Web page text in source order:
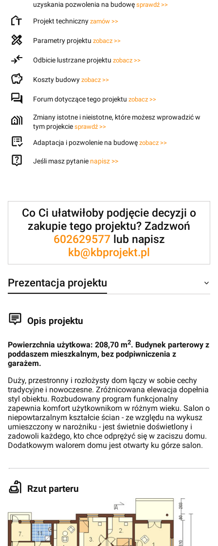
uzyskania pozwolenia na budowę sprawdź >>
Projekt techniczny zamów >>
Parametry projektu zobacz >>
Odbicie lustrzane projektu zobacz >>
Koszty budowy zobacz >>
Forum dotyczące tego projektu zobacz >>
Zmiany istotne i nieistotne, które możesz wprowadzić w
tym projekcie sprawdź >>
Adaptacja i pozwolenie na budowę zobacz >>
Jeśli masz pytanie napisz >>
Co Ci ułatwiłoby podjęcie decyzji o
zakupie tego projektu? Zadzwoń
602629577lub napisz
kb@kbprojekt.pl
Prezentacja projektu
Opis projektu
Powierzchnia użytkowa: 208,70 m2. Budynek parterowy z
poddaszem mieszkalnym, bez podpiwniczenia z
garażem.
Duży, przestronny i rozłożysty dom łączy w sobie cechy
tradycyjne i nowoczesne. Zróżnicowana elewacja dopełnia
styl obiektu. Rozbudowany program funkcjonalny
zapewnia komfort użytkownikom w różnym wieku. Salon o
niepowtarzalnym kształcie ścian - ze względu na wykusz
umieszczony w narożniku - jest świetnie doświetlony i
zadowoli każdego, kto chce odprężyć się w zaciszu domu.
Dodatkowym walorem domu jest otwarty ku górze salon.
Rzut parteru